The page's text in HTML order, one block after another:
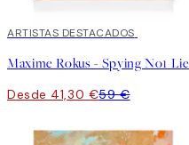
30%*
ARTISTAS DESTACADOS
Desde 41,30 €59 €